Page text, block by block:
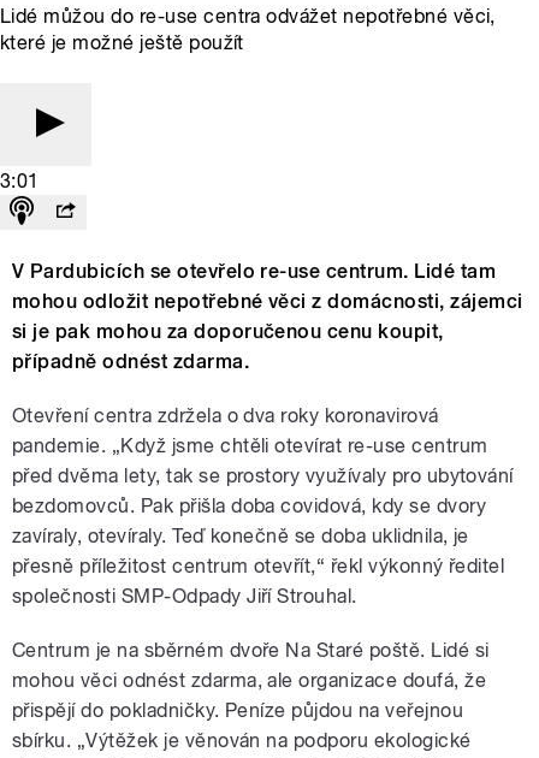
Lidé můžou do re-use centra odvážet nepotřebné věci,
které je možné ještě použít
3:01
V Pardubicích se otevřelo re-use centrum. Lidé tam
mohou odložit nepotřebné věci z domácnosti, zájemci
si je pak mohou za doporučenou cenu koupit,
případně odnést zdarma.
Otevření centra zdržela o dva roky koronavirová
pandemie. „Když jsme chtěli otevírat re-use centrum
před dvěma lety, tak se prostory využívaly pro ubytování
bezdomovců. Pak přišla doba covidová, kdy se dvory
zavíraly, otevíraly. Teď konečně se doba uklidnila, je
přesně příležitost centrum otevřít,“ řekl výkonný ředitel
společnosti SMP-Odpady Jiří Strouhal.
Centrum je na sběrném dvoře Na Staré poště. Lidé si
mohou věci odnést zdarma, ale organizace doufá, že
přispějí do pokladničky. Peníze půjdou na veřejnou
sbírku. „Výtěžek je věnován na podporu ekologické